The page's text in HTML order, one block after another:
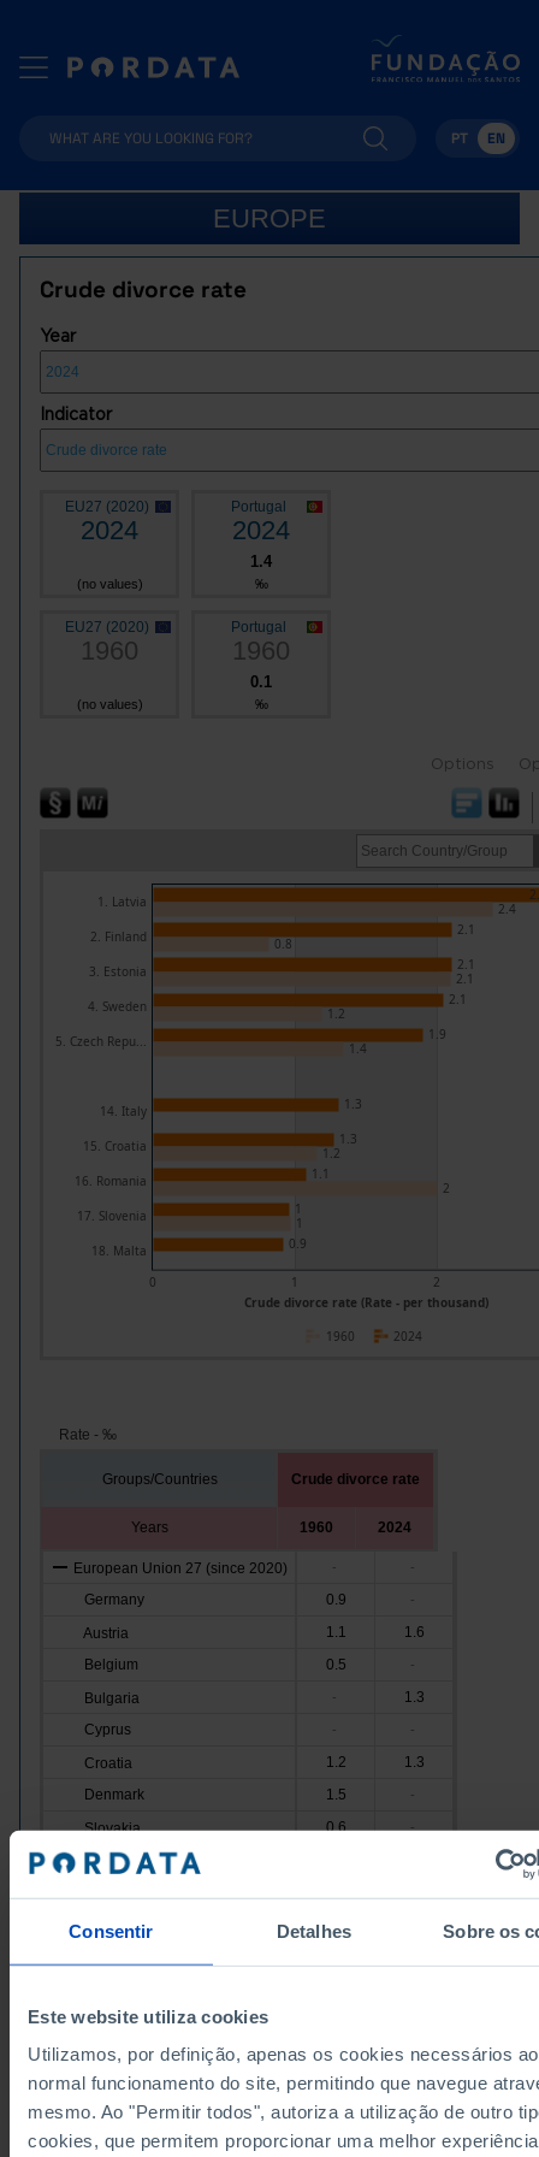
Consentir Detalhes Sobre os
Este website utiliza cookies
Utilizamos, por definição, apenas os cookies necessários ao
normal funcionamento do site, permitindo que navegue
mesmo. Ao "Permitir todos", autoriza a utilização de outro
cookies, que permitem proporcionar uma melhor
PT EN
EUROPE
Crude divorce rate
Year
Indicator
EU27 (2020)
2024
(no values)
Portugal
2024
1.4
‰
EU27 (2020)
1960
(no values)
Portugal
1960
0.1
‰
Options
Crude divorce rate (Rate - per thousand)
0 1 2
1. Latvia
2. Finland
3. Estonia
4. Sweden
5. Czech Repu...
14. Italy
15. Croatia
16. Romania
17. Slovenia
18. Malta
2.1
2.1
2.1
1.9
1.3
1.3
1.1
1
0.9
2.4
0.8
2.1
1.2
1.4
1.2
2
1
2024
1960
Rate - ‰
Groups/Countries Crude divorce rate
Years 1960 2024
European Union 27 (since 2020) - -
Germany 0.9 -
Austria 1.1
1.6
Belgium
0.5 -
Bulgaria -
1.3
Cyprus
- -
Croatia 1.2
1.3
Denmark
1.5 -
Slovakia 0.6 -
Slovenia
Estonia 2.1
Greece
Hungary
1.7
1.9
Ireland
-
Italy -
1.3
Latvia
2.4
2.8